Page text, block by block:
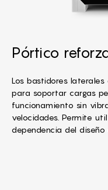
Pórtico
Los bastidores
para soportar cargas
funcionamiento sin
velocidades. Permite
dependencia del diseño